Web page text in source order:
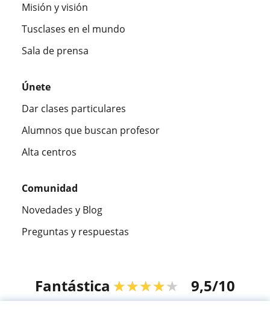
Misión y visión
Tusclases en el mundo
Sala de prensa
Únete
Dar clases particulares
Alumnos que buscan profesor
Alta centros
Comunidad
Novedades y Blog
Preguntas y respuestas
Fantástica ★★★★★ 9,5/10